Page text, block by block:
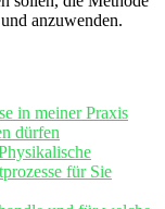
anzuwenden.
⁢in meiner‌ Praxis
dürfen
für Sie